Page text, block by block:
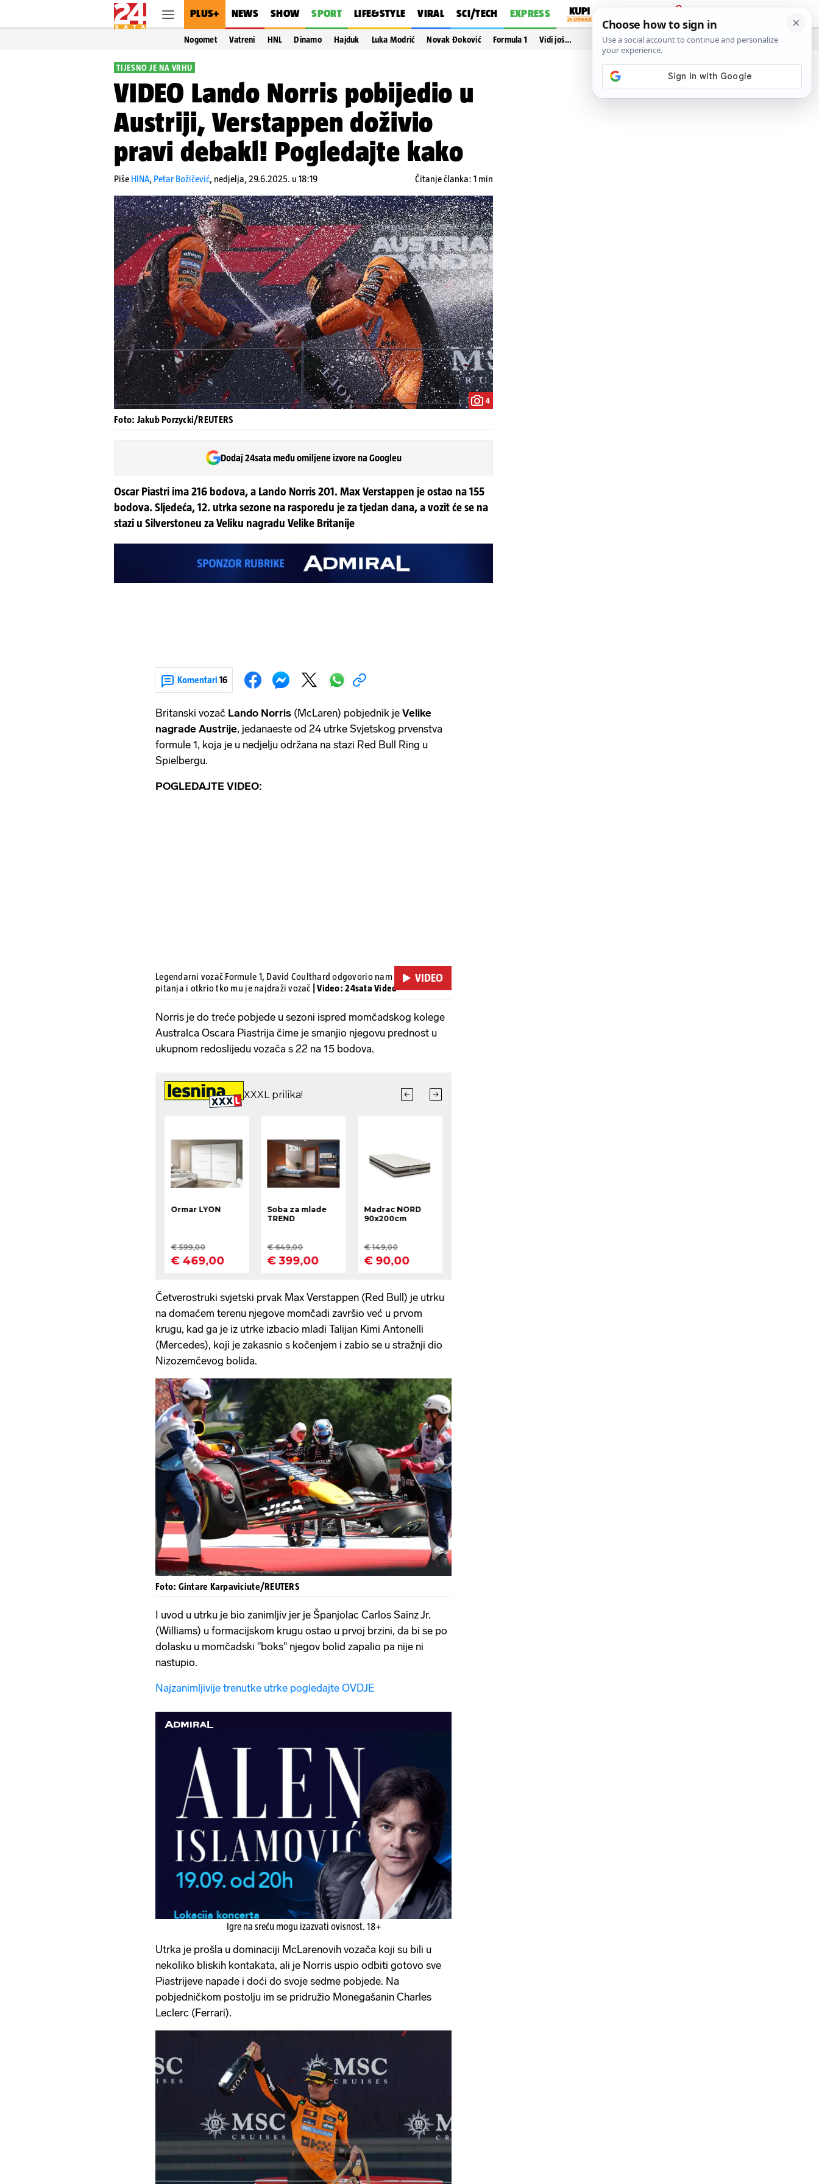
PLUS+ NEWS SHOW SPORT LIFE&STYLE VIRAL SCI/TECH EXPRESS
PRIJAVA
Nogomet Vatreni HNL Dinamo Hajduk Luka Modrić Novak Đoković Formula 1 Vidi još…
TIJESNO JE NA VRHU
VIDEO Lando Norris pobijedio u
Austriji, Verstappen doživio
pravi debakl! Pogledajte kako
Piše HINA, Petar Božičević, nedjelja, 29.6.2025. u 18:19 Čitanje članka: 1 min
4
Foto: Jakub Porzycki/REUTERS
Dodaj 24sata među omiljene izvore na Googleu
Oscar Piastri ima 216 bodova, a Lando Norris 201. Max Verstappen je ostao na 155
bodova. Sljedeća, 12. utrka sezone na rasporedu je za tjedan dana, a vozit će se na
stazi u Silverstoneu za Veliku nagradu Velike Britanije
Komentari 16
Britanski vozač Lando Norris (McLaren) pobjednik je Velike
nagrade Austrije, jedanaeste od 24 utrke Svjetskog prvenstva
formule 1, koja je u nedjelju održana na stazi Red Bull Ring u
Spielbergu.
POGLEDAJTE VIDEO:
VIDEO
Legendarni vozač Formule 1, David Coulthard odgovorio nam je na 24
pitanja i otkrio tko mu je najdraži vozač
| Video: 24sata Video
Norris je do treće pobjede u sezoni ispred momčadskog kolege
Australca Oscara Piastrija čime je smanjio njegovu prednost u
ukupnom redoslijedu vozača s 22 na 15 bodova.
Četverostruki svjetski prvak Max Verstappen (Red Bull) je utrku
na domaćem terenu njegove momčadi završio već u prvom
krugu, kad ga je iz utrke izbacio mladi Talijan Kimi Antonelli
(Mercedes), koji je zakasnio s kočenjem i zabio se u stražnji dio
Nizozemčevog bolida.
Foto: Gintare Karpaviciute/REUTERS
I uvod u utrku je bio zanimljiv jer je Španjolac Carlos Sainz Jr.
(Williams) u formacijskom krugu ostao u prvoj brzini, da bi se po
dolasku u momčadski "boks" njegov bolid zapalio pa nije ni
nastupio.
Najzanimljivije trenutke utrke pogledajte OVDJE
Igre na sreću mogu izazvati ovisnost. 18+
Utrka je prošla u dominaciji McLarenovih vozača koji su bili u
nekoliko bliskih kontakata, ali je Norris uspio odbiti gotovo sve
Piastrijeve napade i doći do svoje sedme pobjede. Na
pobjedničkom postolju im se pridružio Monegašanin Charles
Leclerc (Ferrari).